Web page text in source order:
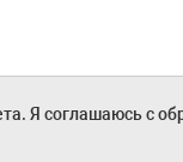
Я соглашаюсь с